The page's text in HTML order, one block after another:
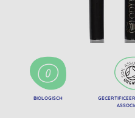
BIOLOGISCH